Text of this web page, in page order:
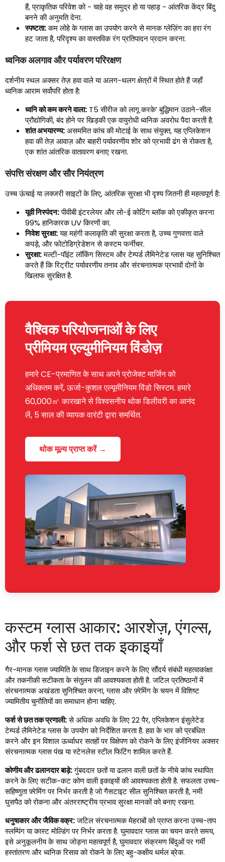
हैं, प्राकृतिक परिवेश को - चाहे वह समुद्र हो या पहाड़ - आंतरिक केंद्र बिंदु
बनने की अनुमति देना.
स्पष्टता:कम लोहे के ग्लास का उपयोग करने से मानक ग्लेज़िंग का हरा रंग
हट जाता है, परिदृश्य का वास्तविक रंग प्रतिपादन प्रदान करना.
ध्वनिक अलगाव और पर्यावरण परिरक्षण
दर्शनीय स्थल अक्सर तेज़ हवा वाले या अलग-थलग क्षेत्रों में स्थित होते हैं जहाँ
ध्वनिक आराम सर्वोपरि होता है:
ध्वनि को कम करने वाला: T5 सीरीज को लागू करके’ बुद्धिमान उठाने-सील
प्रौद्योगिकी, बंद होने पर खिड़की एक वायुरोधी ध्वनिक अवरोध पैदा करती है.
शांत अभयारण्य:असममित कांच की मोटाई के साथ संयुक्त, यह एप्लिकेशन
हवा की तेज़ आवाज़ और बाहरी पर्यावरणीय शोर को प्रभावी ढंग से रोकता है,
एक शांत आंतरिक वातावरण बनाए रखना.
संपत्ति संरक्षण और सौर नियंत्रण
उच्च ऊंचाई या लक्जरी साइटों के लिए, आंतरिक सुरक्षा भी दृश्य जितनी ही महत्वपूर्ण है:
यूवी निस्पंदन:पीवीबी इंटरलेयर और लो-ई कोटिंग ब्लॉक को एकीकृत करना
99% हानिकारक UV किरणों का.
निवेश सुरक्षा:यह महंगी कलाकृति की सुरक्षा करता है, उच्च गुणवत्ता वाले
कपड़े, और फोटोडिग्रेडेशन से कस्टम फर्नीचर.
सुरक्षा:मल्टी-पॉइंट लॉकिंग सिस्टम और टेम्पर्ड लैमिनेटेड ग्लास यह सुनिश्चित
करते हैं कि रिट्रीट पर्यावरणीय तनाव और संरचनात्मक प्रभावों दोनों के
खिलाफ सुरक्षित है.
वैश्विक परियोजनाओं के लिए
प्रीमियम एल्युमीनियम विंडोज़
हमारे CE-प्रमाणित के साथ अपने प्रोजेक्ट मार्जिन को
अधिकतम करें, ऊर्जा-कुशल एल्यूमीनियम विंडो सिस्टम. हमारे
60,000㎡ कारखाने से विश्वसनीय थोक डिलीवरी का आनंद
लें, 5 साल की व्यापक वारंटी द्वारा समर्थित.
थोक मूल्य प्राप्त करें →
कस्टम ग्लास आकार: आरशेज़, एंगल्स,
और फर्श से छत तक इकाइयाँ
गैर-मानक ग्लास ज्यामिति के साथ डिजाइन करने के लिए सौंदर्य संबंधी महत्वाकांक्षा
और तकनीकी सटीकता के संतुलन की आवश्यकता होती है. जटिल प्रतिष्ठानों में
संरचनात्मक अखंडता सुनिश्चित करना, ग्लास और फ़्रेमिंग के चयन में विशिष्ट
ज्यामितीय चुनौतियों का समाधान होना चाहिए.
फर्श से छत तक प्रणाली:से अधिक अवधि के लिए 22 पैर, एप्लिकेशन इंसुलेटेड
टेम्पर्ड लैमिनेटेड ग्लास के उपयोग को निर्देशित करता है. हवा के भार को प्रबंधित
करने और इन विशाल ऊर्ध्वाधर सतहों पर विक्षेपण को रोकने के लिए इंजीनियर अक्सर
संरचनात्मक ग्लास पंख या स्टेनलेस स्टील फिटिंग शामिल करते हैं.
कोणीय और ढलानदार बाड़े:गुंबददार छतों या ढलान वाली छतों के नीचे कांच स्थापित
करने के लिए सटीक-कट कोण वाली इकाइयों की आवश्यकता होती है. सफलता उच्च-
सहिष्णुता फ़्रेमिंग पर निर्भर करती है जो गैसटाइट सील सुनिश्चित करती है, नमी
घुसपैठ को रोकना और अंतरराष्ट्रीय प्रभाव सुरक्षा मानकों को बनाए रखना.
धनुषाकार और जैविक वक्र:जटिल संरचनात्मक मेहराबों को प्राप्त करना उच्च-ताप ​​
स्लम्पिंग या कास्ट मोल्डिंग पर निर्भर करता है. घुमावदार ग्लास का चयन करते समय,
इसे अनुकूलनीय के साथ जोड़ना महत्वपूर्ण है, घुमावदार संक्रमण बिंदुओं पर गर्मी
हस्तांतरण और ध्वनिक रिसाव को रोकने के लिए बहु-कक्षीय थर्मल ब्रेक.